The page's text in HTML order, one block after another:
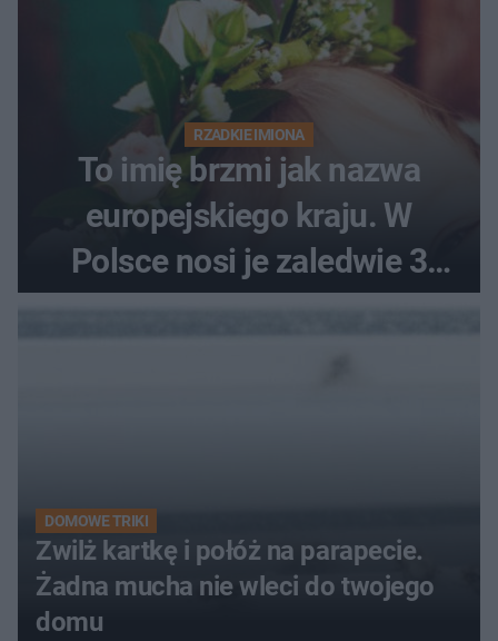
RZADKIE IMIONA
To imię brzmi jak nazwa
europejskiego kraju. W
Polsce nosi je zaledwie 3
DOMOWE TRIKI
Zwilż kartkę i połóż na parapecie.
Żadna mucha nie wleci do twojego
domu